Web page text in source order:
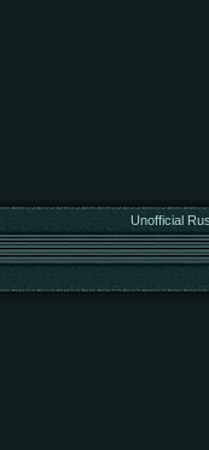
Unofficial